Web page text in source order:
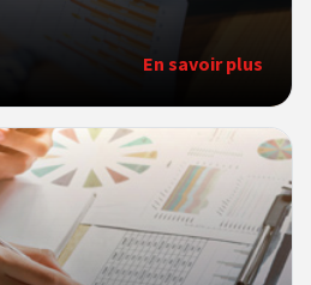
En savoir plus